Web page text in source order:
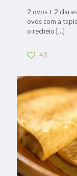
2 ovos + 2
ovos com a
o recheio […]
43